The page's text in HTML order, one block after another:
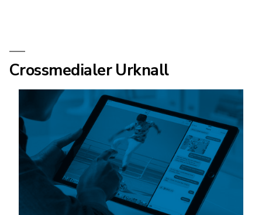
Crossmedialer Urknall